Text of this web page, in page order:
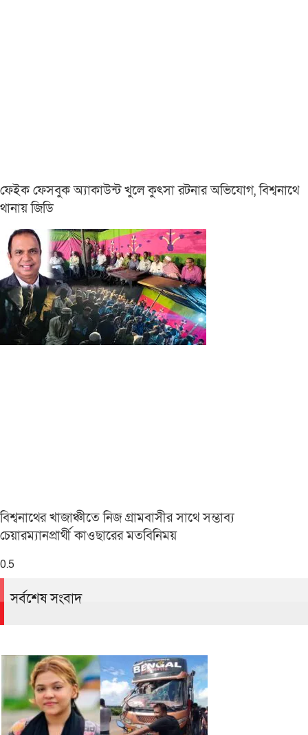
ফেইক ফেসবুক অ্যাকাউন্ট খুলে কুৎসা রটনার অভিযোগ, বিশ্বনাথে
থানায় জিডি
বিশ্বনাথের খাজাঞ্চীতে নিজ গ্রামবাসীর সাথে সম্ভাব্য
চেয়ারম্যানপ্রার্থী কাওছারের মতবিনিময়
সর্বশেষ সংবাদ